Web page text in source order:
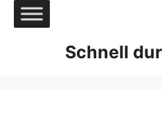
Zum
Inhalt
Schnell